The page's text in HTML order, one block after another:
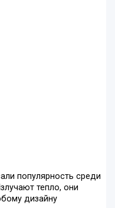
популярность среди
тепло, они
дизайну